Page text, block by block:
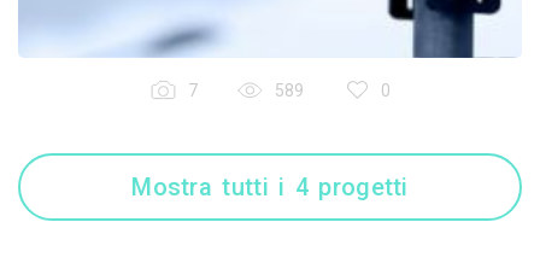
7 589 0
Mostra tutti i 4 progetti